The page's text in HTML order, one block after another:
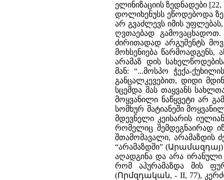
ელინიზაციის ზედნადები [22,
დოლიხენუსს ეწოდებოდა
არ გვაძლევს იმის
ღვთაებად
ძირითადად არგუმენტს
მოხსენიება წარმოადგენს,
არამაზ დის
მან: “...მოსპო ჭექა-
განცალკევებით, დიდი
სცემდა მას თაყვანს
მოყვანილი ნაწყვეტი არ
სომხურ მატიანეში
მდევნელი კეისარის
რომელიც შემდეგნაირად
შთამომავალი, არამაზდის
“არამაზდში” (Արամազդայ)
აღადგინა და არა ირანული
რომ აჰურამაზდა მის
(Որմզդական, - II, 77),